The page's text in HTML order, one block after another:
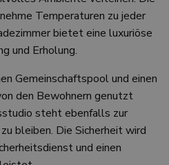
Temperaturen zu jeder
bietet eine luxuriöse
und Erholung.
Gemeinschaftspool und einen
den Bewohnern genutzt
steht ebenfalls zur
bleiben. Die Sicherheit wird
und einen